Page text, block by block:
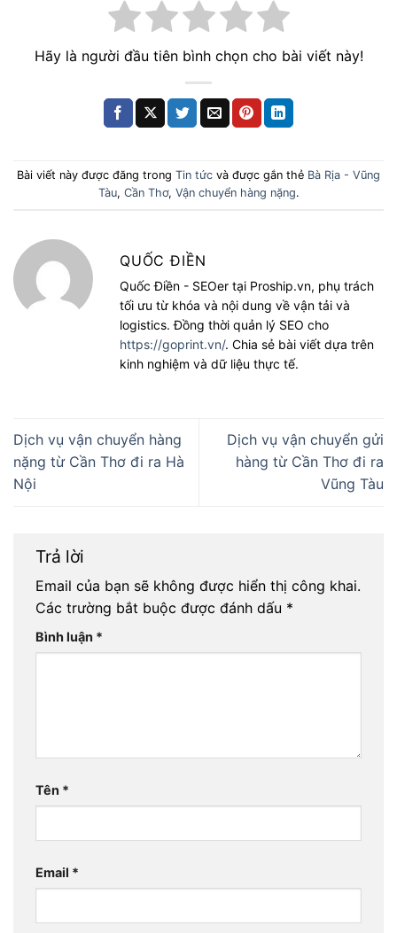
Hãy là người đầu tiên bình chọn cho bài viết này!
Bài viết này được đăng trong Tin tức và được gắn thẻ Bà Rịa - Vũng
Tàu, Cần Thơ, Vận chuyển hàng nặng.
QUỐC ĐIỀN
Quốc Điền - SEOer tại Proship.vn, phụ trách
tối ưu từ khóa và nội dung về vận tải và
logistics. Đồng thời quản lý SEO cho
https://goprint.vn/. Chia sẻ bài viết dựa trên
kinh nghiệm và dữ liệu thực tế.
Dịch vụ vận chuyển hàng
nặng từ Cần Thơ đi ra Hà
Nội
Dịch vụ vận chuyển gửi
hàng từ Cần Thơ đi ra
Vũng Tàu
Trả lời
Email của bạn sẽ không được hiển thị công khai.
Các trường bắt buộc được đánh dấu *
Bình luận *
Tên *
Email *